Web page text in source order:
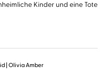
Kinder und eine Tote
Olivia Amber